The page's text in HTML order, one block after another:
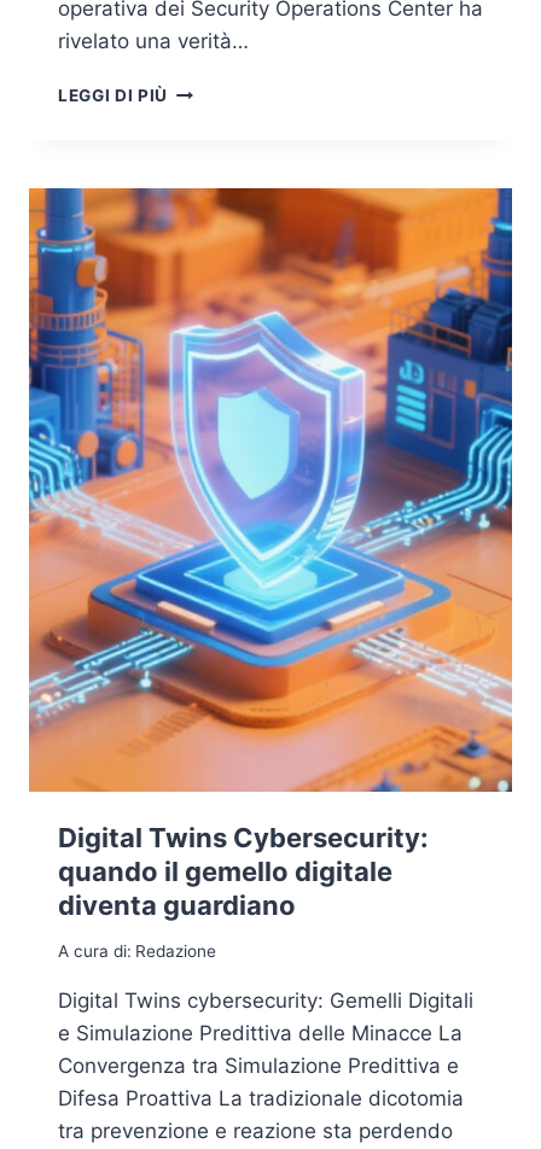
operativa dei Security Operations Center ha
rivelato una verità…
LEGGI DI PIÙ HUMAN-
SECURITY:
IL
PARADIGMA
RIDEFINISCE
L’EQUILIBRIO
TRA
INTELLIGENZA
ARTIFICIALE
E
COMPETENZA
UMANA
Digital Twins Cybersecurity:
quando il gemello digitale
diventa guardiano
A cura di: Redazione
Digital Twins cybersecurity: Gemelli Digitali
e Simulazione Predittiva delle Minacce La
Convergenza tra Simulazione Predittiva e
Difesa Proattiva La tradizionale dicotomia
tra prevenzione e reazione sta perdendo